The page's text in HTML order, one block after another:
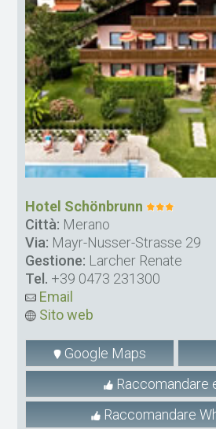
Hotel Schönbrunn
Città: Merano
Via: Mayr-Nusser-Strasse 29
Gestione: Larcher Renate
Tel. +39 0473 231300
Email
Sito web
Google Maps
Raccomandare
Raccomandare